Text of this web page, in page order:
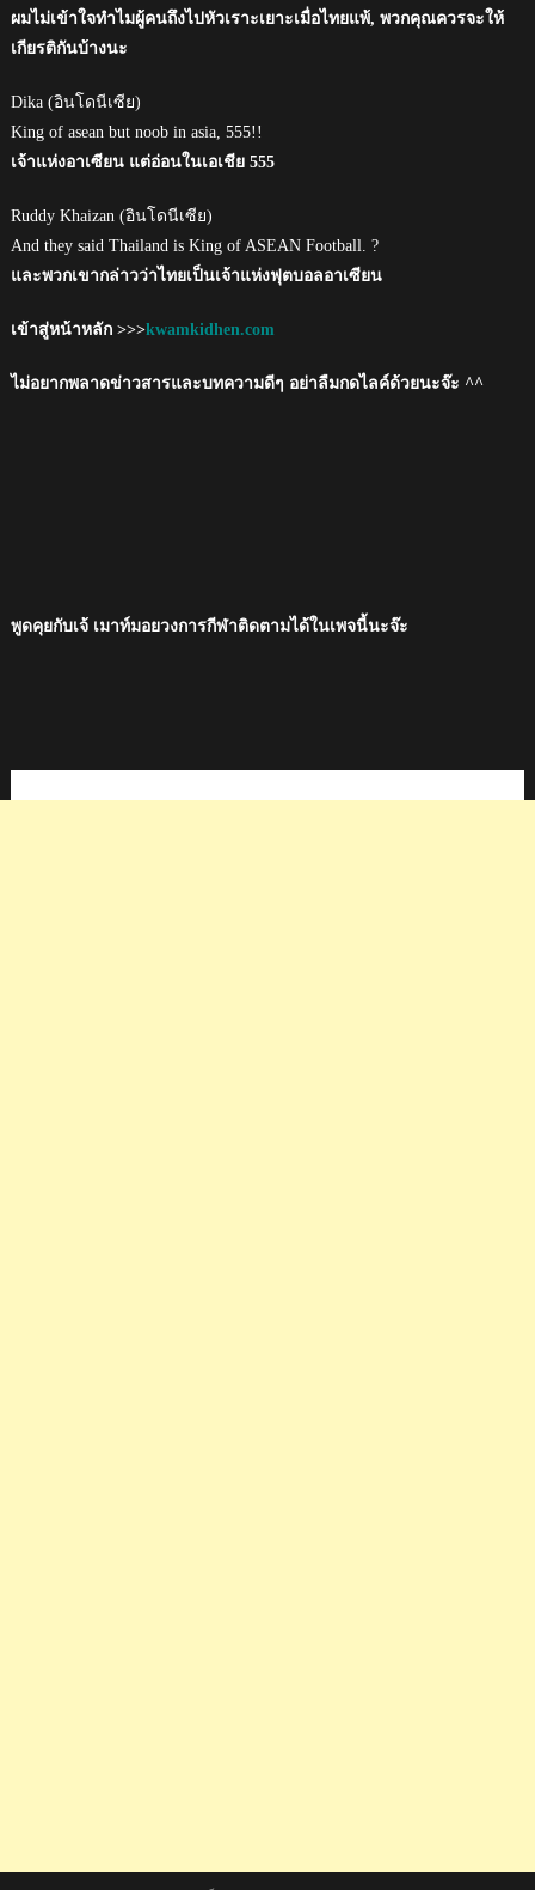
ผมไม่เข้าใจทำไมผู้คนถึงไปหัวเราะเยาะเมื่อไทยแพ้, พวกคุณควรจะให้
เกียรติกันบ้างนะ
Dika (อินโดนีเซีย)
King of asean but noob in asia, 555!!
เจ้าแห่งอาเซียน แต่อ่อนในเอเชีย 555
Ruddy Khaizan (อินโดนีเซีย)
And they said Thailand is King of ASEAN Football. ?
และพวกเขากล่าวว่าไทยเป็นเจ้าแห่งฟุตบอลอาเซียน
เข้าสู่หน้าหลัก >>>kwamkidhen.com
ไม่อยากพลาดข่าวสารและบทความดีๆ อย่าลืมกดไลค์ด้วยนะจ๊ะ ^^
พูดคุยกับเจ้ เมาท์มอยวงการกีฬาติดตามได้ในเพจนี้นะจ๊ะ